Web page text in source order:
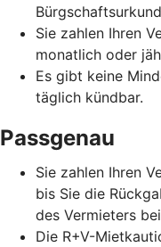
Sie zahlen Ihren
monatlich oder
Es gibt keine
täglich kündbar.
Passgenau
Sie zahlen Ihren
bis Sie die
des Vermieters
Die R+V-